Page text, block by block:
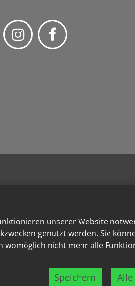
unserer Website
genutzt werden. Sie
womöglich nicht mehr alle
Speichern Alle